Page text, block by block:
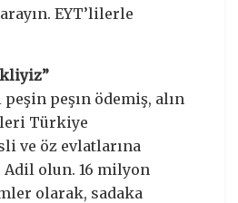
EYT’lilerle
peşın ödemiş, alın
Türkiye
ve öz evlatlarına
Adil olun. 16 milyon
olarak, sadaka